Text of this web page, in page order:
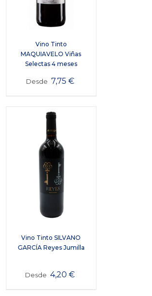
Vino Tinto
MAQUIAVELO Viñas
Selectas 4 meses
Desde 7,75 €
Vino Tinto SILVANO
GARCÍA Reyes Jumilla
Desde 4,20€